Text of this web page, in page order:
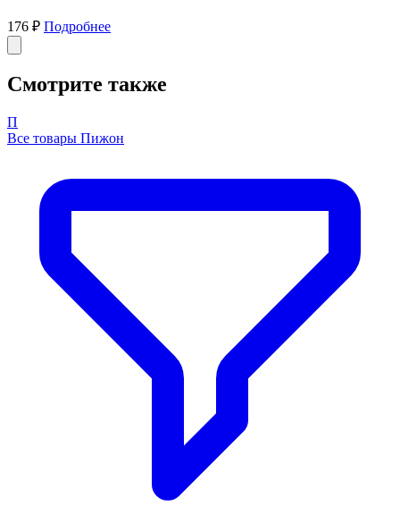
176 ₽ Подробнее
Смотрите также
П
Все товары Пижон